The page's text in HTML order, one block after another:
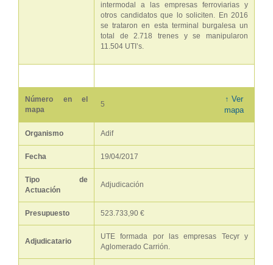
intermodal a las empresas ferroviarias y
otros candidatos que lo soliciten. En 2016
se trataron en esta terminal burgalesa un
total de 2.718 trenes y se manipularon
11.504 UTI’s.
Número en el
mapa
5
↑ Ver
mapa
Organismo Adif
Fecha 19/04/2017
Tipo de
Actuación
Adjudicación
Presupuesto 523.733,90 €
Adjudicatario
UTE formada por las empresas Tecyr y
Aglomerado Carrión.